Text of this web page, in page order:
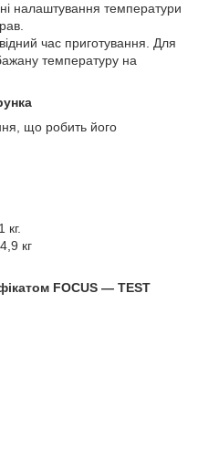
налаштування температури
час приготування. Для
температуру на
що робить його
кг
FOCUS — TEST